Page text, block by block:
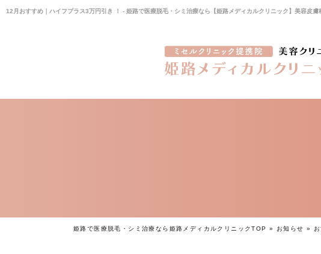
12月おすすめ｜ハイフプラス3万円引き ！ - 姫路で医療脱毛・シミ治療なら【姫路メディカルクリニック】美容皮膚
姫路で医療脱毛・シミ治療なら姫路メディカルクリニックTOP » お知らせ »